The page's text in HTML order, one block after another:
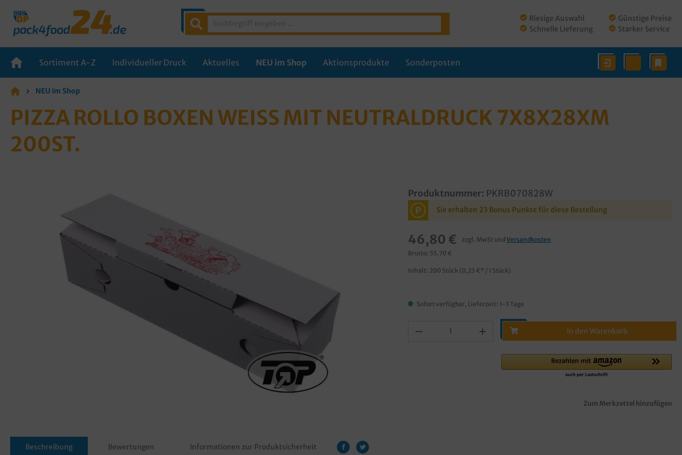
Riesige Auswahl
Schnelle Lieferung
Günstige Preise
Starker Service
Sortiment A-Z Individueller Druck Aktuelles NEU im Shop Aktionsprodukte Sonderposten
NEU im Shop
PIZZA ROLLO BOXEN WEISS MIT NEUTRALDRUCK 7X8X28XM 2
00ST.
Produktnummer: PKRB070828W
P Sie erhalten 23 Bonus Punkte für diese Bestellung
46,80 € zzgl. MwSt und Versandkosten
Brutto: 55,70 €
Inhalt: 200 Stück (0,23 €* / 1 Stück)
Sofort verfügbar, Lieferzeit: 1-3 Tage
In den Warenkorb
Zum Merkzettel hinzufügen
Beschreibung Bewertungen Informationen zur Produktsicherheit